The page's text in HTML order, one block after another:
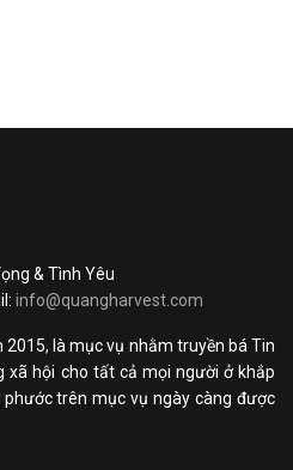
& Tình Yêu
info@quangharvest.com
là mục vụ nhằm truyền bá Tin
xã hội cho tất cả mọi người ở khắp
phước trên mục vụ ngày càng được